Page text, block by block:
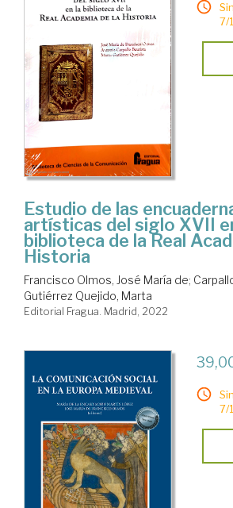
7/
Estudio de las
artísticas del siglo XVII
biblioteca de la Real
Historia
Francisco Olmos, José María de;
Gutiérrez Quejido, Marta
Editorial Fragua. Madrid, 2022
7/